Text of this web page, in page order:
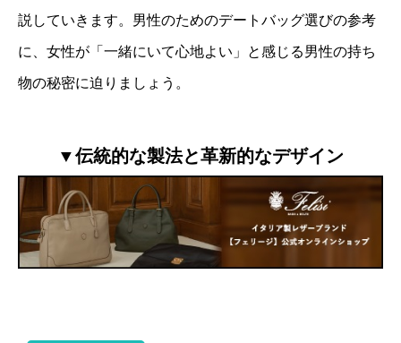
説していきます。男性のためのデートバッグ選びの参考
に、女性が「一緒にいて心地よい」と感じる男性の持ち
物の秘密に迫りましょう。
▼伝統的な製法と革新的なデザイン